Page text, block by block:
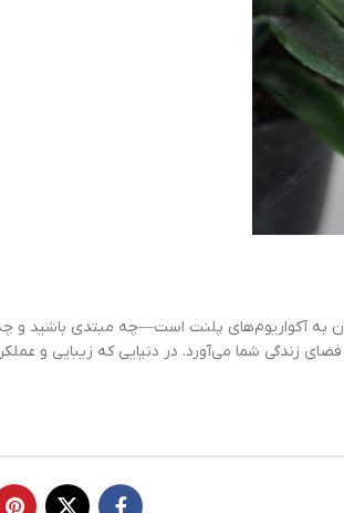
پلنت است—چه مبتدی باشید و چه حرفه‌ای. این گیاه
در دنیایی که زیبایی و عملکرد باید هم‌زمان